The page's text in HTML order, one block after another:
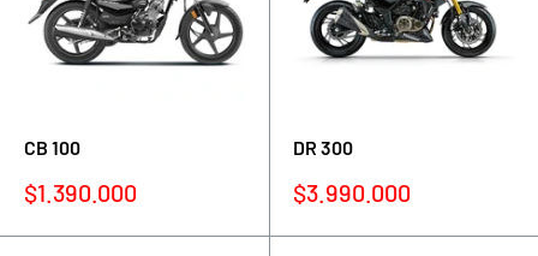
CB 100
Precio
venta
$1.390.000
DR 300
Precio
venta
$3.990.000